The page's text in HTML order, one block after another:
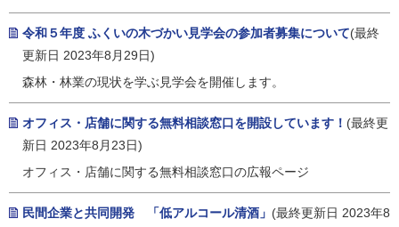
令和５年度 ふくいの木づかい見学会の参加者募集について(最終
更新日 2023年8月29日)
森林・林業の現状を学ぶ見学会を開催します。
オフィス・店舗に関する無料相談窓口を開設しています！ (最終更
新日 2023年8月23日)
オフィス・店舗に関する無料相談窓口の広報ページ
民間企業と共同開発 「低アルコール清酒」 (最終更新日 2023年8